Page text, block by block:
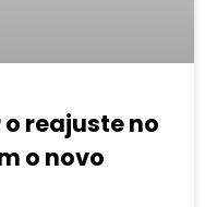
reajuste no
o novo